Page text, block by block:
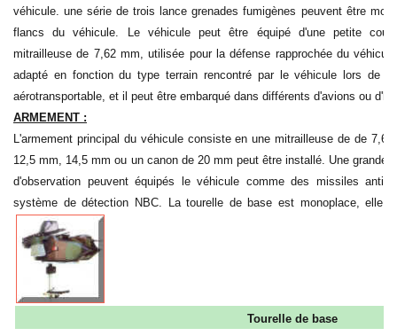
véhicule. une série de trois lance grenades fumigènes peuvent être
flancs du véhicule. Le véhicule peut être équipé d'une petite
mitrailleuse de 7,62 mm, utilisée pour la défense rapprochée du
adapté en fonction du type terrain rencontré par le véhicule lors de
aérotransportable, et il peut être embarqué dans différents d'avions ou
ARMEMENT :
L'armement principal du véhicule consiste en une mitrailleuse de de
12,5 mm, 14,5 mm ou un canon de 20 mm peut être installé. Une grande
d'observation peuvent équipés le véhicule comme des missiles
système de détection NBC.
Tourelle de base
La tourelle de base est monoplace, elle